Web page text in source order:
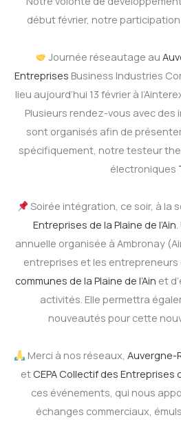
début février, notre
Journée réseautage au
Entreprises Business Industries
lieu aujourd’hui 13 février à
Plusieurs rendez-vous avec des
sont organisés afin de
spécifiquement, notre testeur
électroniques
Soirée intégration, ce soir, à la
Entreprises de la Plaine de l’Ain
annuelle organisée à Ambronay
entreprises et les entrepreneurs
communes de la Plaine de l’Ain et
activités. Elle permettra
nouveautés pour cette
Merci à nos réseaux, Auvergne-
et CEPA Collectif des Entreprises
ces événements, qui nous
échanges commerciaux,